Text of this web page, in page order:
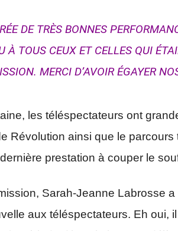
DE TRÈS BONNES
À TOUS CEUX ET CELLES QUI
MERCI D’AVOIR ÉGAYER
les téléspectateurs ont
Révolution ainsi que le parcours
prestation à couper le
Sarah-Jeanne Labrosse
aux téléspectateurs. Eh oui,